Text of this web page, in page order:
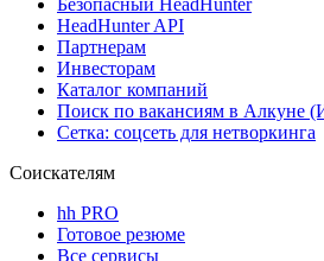
Безопасный HeadHunter
HeadHunter API
Партнерам
Инвесторам
Каталог компаний
Поиск по вакансиям в Алкуне
Сетка: соцсеть для нетворкинга
Соискателям
hh PRO
Готовое резюме
Все сервисы